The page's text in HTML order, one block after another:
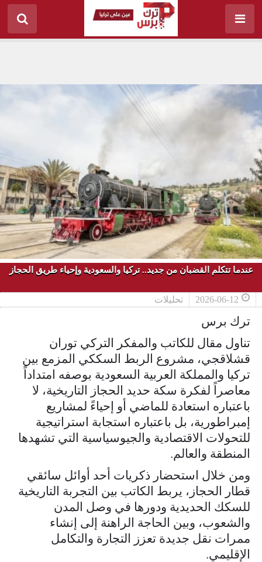
عندما تتكلم القضبان من جديد.. تركيا والسعودية وإحياء طريق الحجاز
2026-06-12 تحليلات
ترك برس
تناول مقال للكاتب والمفكر التركي توران
قشلاقجي، مشروع الربط السككي المزمع بين
تركيا والمملكة العربية السعودية بوصفه امتداداً
معاصراً لفكرة سكة حديد الحجاز التاريخية، لا
باعتباره استعادة للماضي أو إحياءً لمشاريع
إمبراطورية، بل باعتباره استجابة استراتيجية
للتحولات الاقتصادية والجيوسياسية التي تشهدها
المنطقة والعالم.
ومن خلال استحضار ذكريات أحد أوائل سائقي
قطار الحجاز، يربط الكاتب بين التجربة التاريخية
للسكك الحديدية ودورها في وصل المدن
والشعوب، وبين الحاجة الراهنة إلى إنشاء
ممرات نقل جديدة تعزز التجارة والتكامل
الإقليمي.